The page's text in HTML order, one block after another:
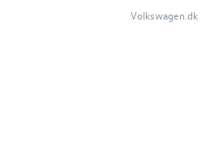
Volkswagen.dk